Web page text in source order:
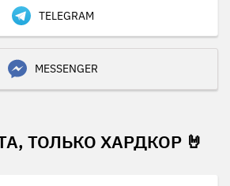
TELEGRAM
MESSENGER
ТОЛЬКО ХАРДКОР 🤘